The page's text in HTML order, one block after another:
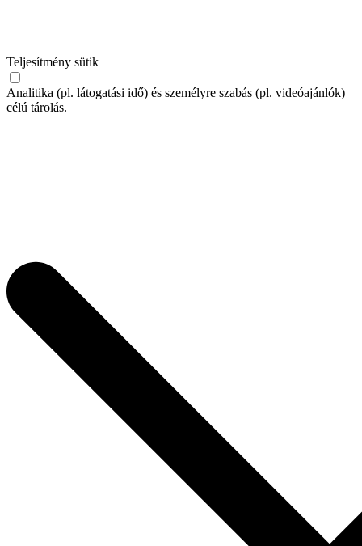
Teljesítmény sütik
Analitika (pl. látogatási idő) és személyre szabás (pl. videóajánlók)
célú tárolás.